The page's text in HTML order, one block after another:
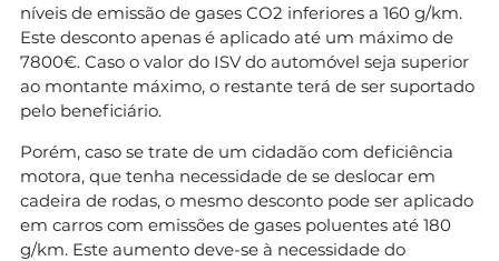
níveis de emissão de gases CO2 inferiores a 160 g/km.
Este desconto apenas é aplicado até um máximo de
7800€. Caso o valor do ISV do automóvel seja superior
ao montante máximo, o restante terá de ser suportado
pelo beneficiário.
Porém, caso se trate de um cidadão com deficiência
motora, que tenha necessidade de se deslocar em
cadeira de rodas, o mesmo desconto pode ser aplicado
em carros com emissões de gases poluentes até 180
g/km. Este aumento deve-se à necessidade do